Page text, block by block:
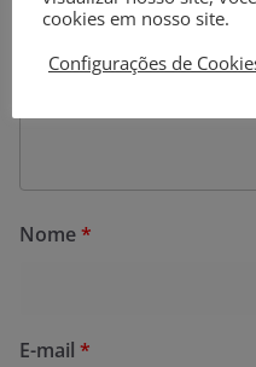
Nome*
E-mail *
cookies em nosso site.
Configurações de